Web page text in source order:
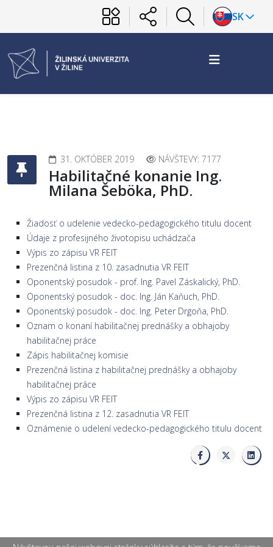
SK
31. OKTÓBER 2019 NÁVŠTEVY: 7177
Habilitačné konanie Ing.
Milana Šeböka, PhD.
Žiadosť o udelenie vedecko-pedagogického titulu docent
Údaje z profesijného životopisu uchádzača
Výpis zo zápisu VR FEIT
Prezenčná listina z 10. zasadnutia VR FEIT
Oponentský posudok - prof. Ing. Pavel Záskalický, PhD.
Oponentský posudok - doc. Ing. Ján Kaňuch, PhD.
Oponentský posudok - doc. Ing. Peter Drgoňa, PhD.
Oznam o konaní habilitačnej prednášky a obhajoby
habilitačnej práce
Zápis habilitačnej komisie
Prezenčná listina z habilitačnej prednášky a obhajoby
habilitačnej práce
Výpis zo zápisu VR FEIT
Prezenčná listina z 12. zasadnutia VR FEIT
Oznámenie o udelení vedecko-pedagogického titulu docent